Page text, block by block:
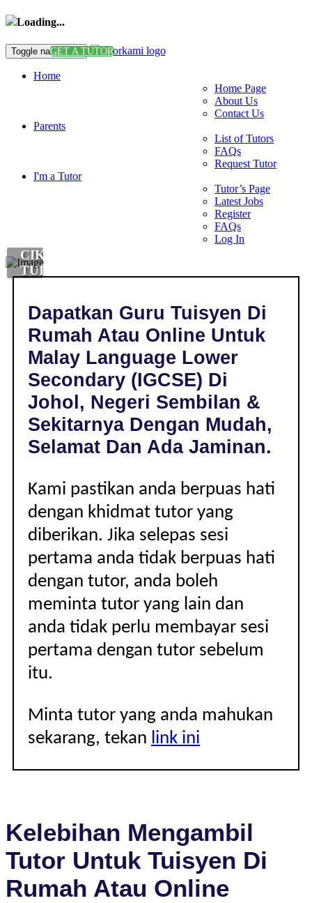
Loading...
Toggle navigationGET A TUTOR
Home
Home Page
About Us
Contact Us
Parents
List of Tutors
FAQs
Request Tutor
I'm a Tutor
Tutor’s Page
Latest Jobs
Register
FAQs
Log In
CIKGU
TUISYEN
DI
JOHOL,
NEGERI
SEMBILAN
LOWER
SECONDARY
(IGCSE)
Dapatkan Guru Tuisyen Di
Rumah Atau Online Untuk
Malay Language Lower
Secondary (IGCSE) Di
Johol, Negeri Sembilan &
Sekitarnya Dengan Mudah,
Selamat Dan Ada Jaminan.
Kami pastikan anda berpuas hati
dengan khidmat tutor yang
diberikan. Jika selepas sesi
pertama anda tidak berpuas hati
dengan tutor, anda boleh
meminta tutor yang lain dan
anda tidak perlu membayar sesi
pertama dengan tutor sebelum
itu.
Minta tutor yang anda mahukan
sekarang, tekan link ini
Kelebihan Mengambil
Tutor Untuk Tuisyen Di
Rumah Atau Online